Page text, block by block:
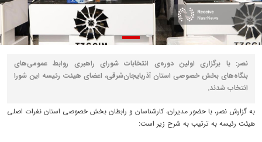
نصر: با برگزاری اولین دوره‌ی انتخابات شورای راهبری روابط عمومی‌های
بنگاه‌های بخش خصوصی استان آذربایجان‌شرقی، اعضای هیئت رئیسه این شورا
انتخاب شدند.
به گزارش نصر، با حضور مدیران، کارشناسان و رابطان بخش خصوصی استان نفرات اصلی
هیئت رئیسه به ترتیب به شرح زیر است: